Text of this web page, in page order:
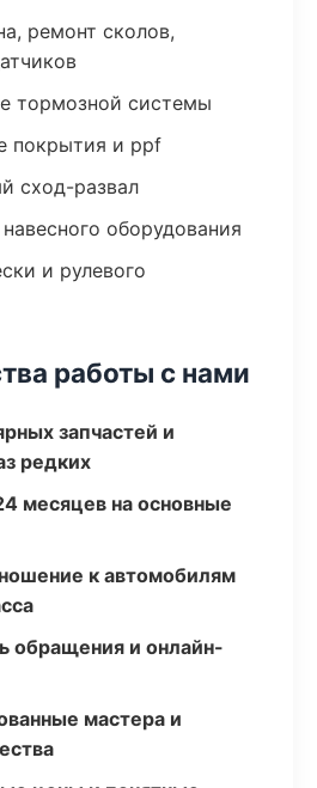
ремонт сколов,
тормозной системы
покрытия и ppf
сход-развал
оборудования
и рулевого
работы с нами
запчастей и
редких
месяцев на основные
к автомобилям
обращения и онлайн-
мастера и